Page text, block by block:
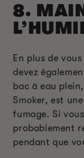
8.
En plus de
devez
bac à eau
Smoker, est
fumage. Si
probablement
pendant que